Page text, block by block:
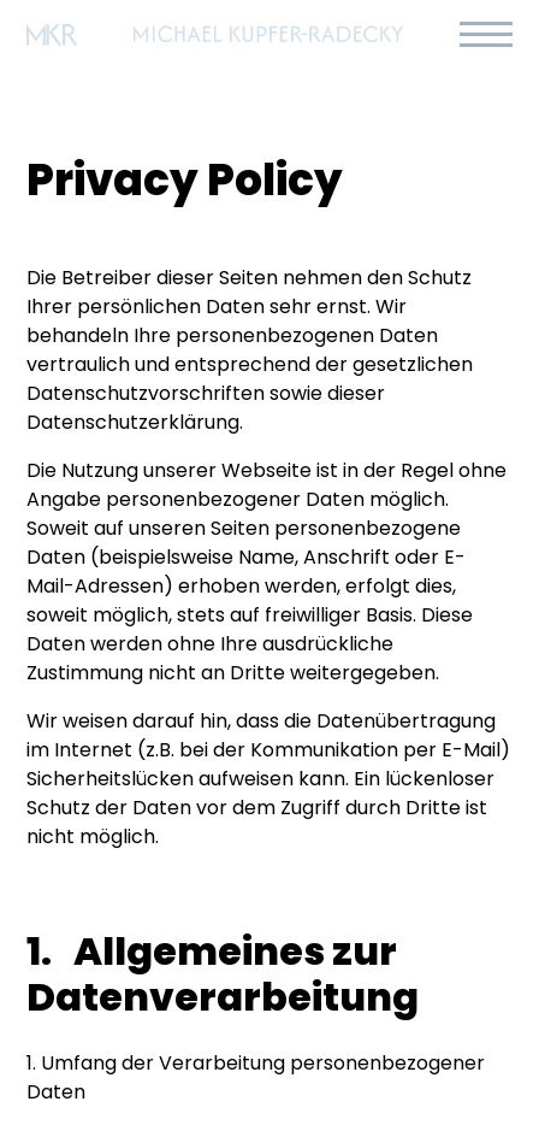
Privacy Policy
Die Betreiber dieser Seiten nehmen den Schutz
Ihrer persönlichen Daten sehr ernst. Wir
behandeln Ihre personenbezogenen Daten
vertraulich und entsprechend der gesetzlichen
Datenschutzvorschriften sowie dieser
Datenschutzerklärung.
Die Nutzung unserer Webseite ist in der Regel ohne
Angabe personenbezogener Daten möglich.
Soweit auf unseren Seiten personenbezogene
Daten (beispielsweise Name, Anschrift oder E-
Mail-Adressen) erhoben werden, erfolgt dies,
soweit möglich, stets auf freiwilliger Basis. Diese
Daten werden ohne Ihre ausdrückliche
Zustimmung nicht an Dritte weitergegeben.
Wir weisen darauf hin, dass die Datenübertragung
im Internet (z.B. bei der Kommunikation per E-Mail)
Sicherheitslücken aufweisen kann. Ein lückenloser
Schutz der Daten vor dem Zugriff durch Dritte ist
nicht möglich.
1. Allgemeines zur
Datenverarbeitung
1. Umfang der Verarbeitung personenbezogener
Daten